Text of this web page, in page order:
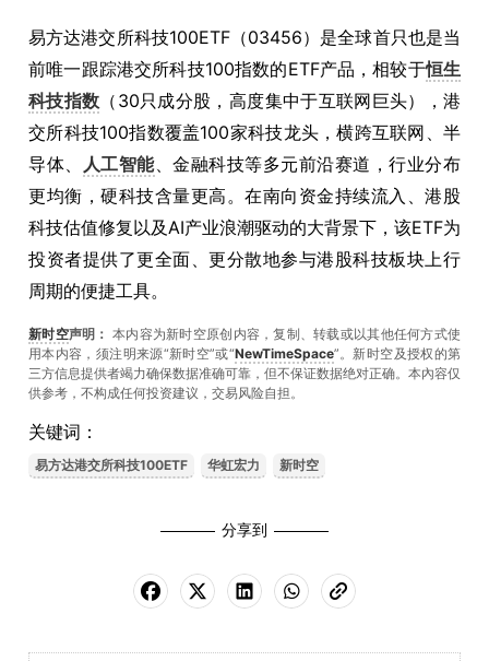
易方达港交所科技100ETF（03456）是全球首只也是当
前唯一跟踪港交所科技100指数的ETF产品，相较于恒生
科技指数 （30只成分股，高度集中于互联网巨头），港
交所科技100指数覆盖100家科技龙头，横跨互联网、半
导体、
人工智能、金融科技等多元前沿赛道，行业分布
更均衡，硬科技含量更高。在南向资金持续流入、港股
科技估值修复以及AI产业浪潮驱动的大背景下，该ETF为
投资者提供了更全面、更分散地参与港股科技板块上行
周期的便捷工具。
新时空声明： 本内容为新时空原创内容，复制、转载或以其他任何方式使
用本内容，须注明来源“新时空”或“NewTimeSpace”。新时空及授权的第
三方信息提供者竭力确保数据准确可靠，但不保证数据绝对正确。本內容仅
供参考，不构成任何投资建议，交易风险自担。
关键词：
易方达港交所科技100ETF 华虹宏力 新时空
分享到